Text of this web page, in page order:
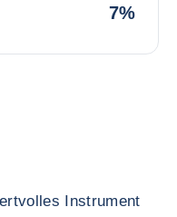
7%
Instrument